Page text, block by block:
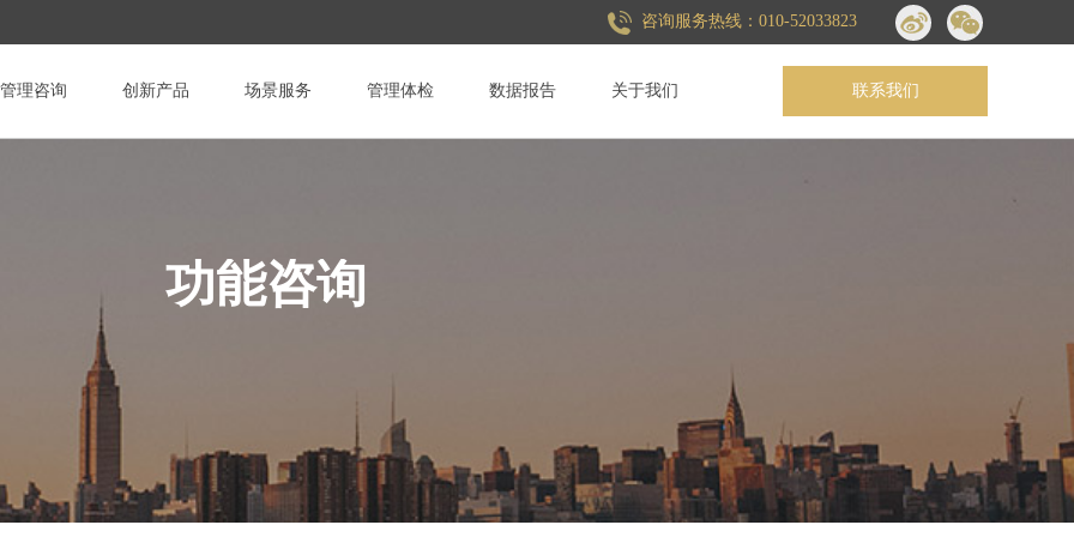
联系我们
管理咨询 创新产品 场景服务 管理体检 数据报告 关于我们
咨询服务热线：010-52033823
功能咨询